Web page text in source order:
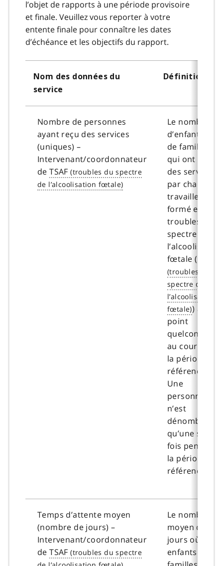
l’objet de rapports à une période provisoire
et finale. Veuillez vous reporter à votre
entente finale pour connaître les dates
d’échéance et les objectifs du rapport.
Nom des données du
service
Définitions
Nombre de personnes
ayant reçu des services
(uniques) –
Intervenant/coordonnateur
deTSAF
Le nombre
d’enfants et
de familles
qui ont reçu
des services
par chaque
travailleur
formé en
troubles du
spectre de
l’alcoolisation
fœtale (
) à un
point
quelconque
au cours de
la période de
référence.
Une
personne
n’est
dénombrée
qu’une seule
fois pendant
la période de
référence.
Temps d’attente moyen
(nombre de jours) –
Intervenant/coordonnateur
deTSAF
Le nombre
moyen de
jours où les
enfants et les